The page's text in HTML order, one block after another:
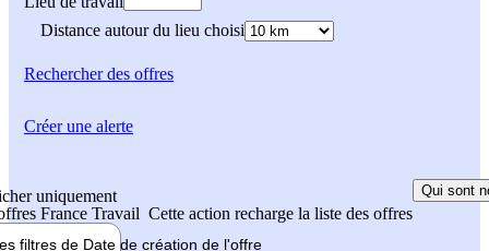
Distance autour du lieu choisi
Rechercherdes offres
uniquement
France Travail Cette action recharge la liste des offres
Qui sont
filtres de Date de création de l'offre
Créer une alerte